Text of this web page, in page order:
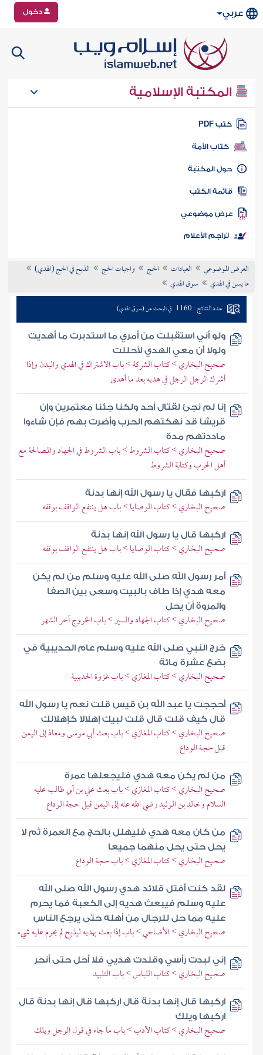
عربي دخول
المكتبة الإسلامية
كتب PDF
كتاب الأمة
المكتبة
الكتب
موضوعي
تراجم الأعلام
العرض الموضوعي العبادات الحج واجبات الحج
الذبح في الحج (الهدي)
ما يسن في الهدي
سوق الهدي
عدد النتائج : 1160 في البحث عن (سوق الهدي)
ولو أني استقبلت من أمري ما استدبرت ما أهديت
ولولا أن معي الهدي لأحللت
صحيح البخاري > كتاب الشركة > باب الاشتراك في الهدي والبدن وإذا
أشرك الرجل الرجل في هديه بعد ما أهدى
إنا لم نجئ لقتال أحد ولكنا جئنا معتمرين وإن
قريشا قد نهكتهم الحرب وأضرت بهم فإن شاءوا
ماددتهم مدة
صحيح البخاري > كتاب الشروط > باب الشروط في الجهاد والمصالحة مع
أهل الحرب وكتابة الشروط
اركبها فقال يا رسول الله إنها بدنة
صحيح البخاري > كتاب الوصايا > باب هل ينتفع الواقف بوقفه
اركبها قال يا رسول الله إنها بدنة
صحيح البخاري > كتاب الوصايا > باب هل ينتفع الواقف بوقفه
أمر رسول الله صلى الله عليه وسلم من لم يكن
معه هدي إذا طاف بالبيت وسعى بين الصفا
والمروة أن يحل
صحيح البخاري > كتاب الجهاد والسير > باب الخروج آخر الشهر
خرج النبي صلى الله عليه وسلم عام الحديبية في
بضع عشرة مائة
صحيح البخاري > كتاب المغازي > باب غزوة الحديبية
أحججت يا عبد الله بن قيس قلت نعم يا رسول الله
قال كيف قلت قال قلت لبيك إهلالا كإهلالك
صحيح البخاري > كتاب المغازي > باب بعث أبي موسى ومعاذ إلى اليمن
قبل حجة الوداع
من لم يكن معه هدي فليجعلها عمرة
صحيح البخاري > كتاب المغازي > باب بعث علي بن أبي طالب عليه
السلام وخالد بن الوليد رضي الله عنه إلى اليمن قبل حجة الوداع
من كان معه هدي فليهلل بالحج مع العمرة ثم لا
يحل حتى يحل منهما جميعا
صحيح البخاري > كتاب المغازي > باب حجة الوداع
لقد كنت أفتل قلائد هدي رسول الله صلى الله
عليه وسلم فيبعث هديه إلى الكعبة فما يحرم
عليه مما حل للرجال من أهله حتى يرجع الناس
صحيح البخاري > الأضاحي > باب إذا بعث بهديه ليذبح لم يحرم عليه شيء
إني لبدت رأسي وقلدت هديي فلا أحل حتى أنحر
صحيح البخاري > كتاب اللباس > باب التلبيد
اركبها قال إنها بدنة قال اركبها قال إنها بدنة قال
اركبها ويلك
صحيح البخاري > كتاب الأدب > باب ما جاء في قول الرجل ويلك